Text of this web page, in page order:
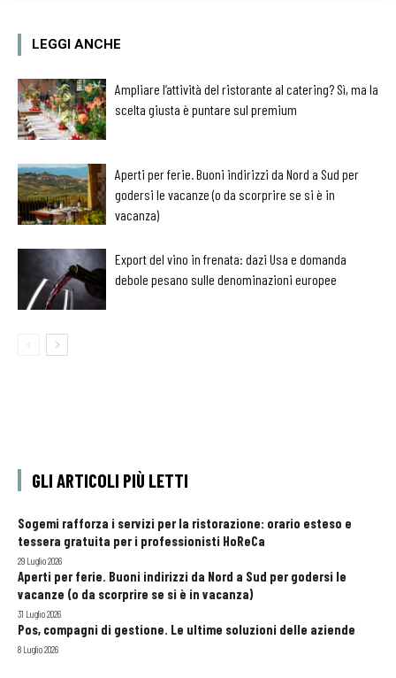
LEGGI ANCHE
Ampliare l’attività del ristorante al catering? Sì, ma la
scelta giusta è puntare sul premium
Aperti per ferie. Buoni indirizzi da Nord a Sud per
godersi le vacanze (o da scorprire se si è in
vacanza)
Export del vino in frenata: dazi Usa e domanda
debole pesano sulle denominazioni europee
GLI ARTICOLI PIÙ LETTI
Sogemi rafforza i servizi per la ristorazione: orario esteso e
tessera gratuita per i professionisti HoReCa
29 Luglio 2026
Aperti per ferie. Buoni indirizzi da Nord a Sud per godersi le
vacanze (o da scorprire se si è in vacanza)
31 Luglio 2026
Pos, compagni di gestione. Le ultime soluzioni delle aziende
8 Luglio 2026